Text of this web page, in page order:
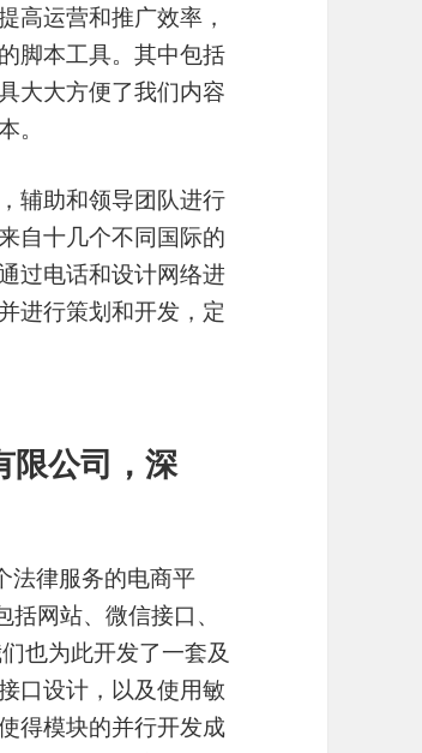
高运营和推广效率，
脚本工具。其中包括
大大方便了我们内容
。
辅助和领导团队进行
自十几个不同国际的
过电话和设计网络进
进行策划和开发，定
限公司，深
法律服务的电商平
网站、微信接口、
也为此开发了一套及
口设计，以及使用敏
得模块的并行开发成